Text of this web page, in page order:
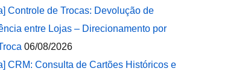
Controle de Trocas: Devolução de
entre Lojas – Direcionamento por
06/08/2026
CRM: Consulta de Cartões Históricos e